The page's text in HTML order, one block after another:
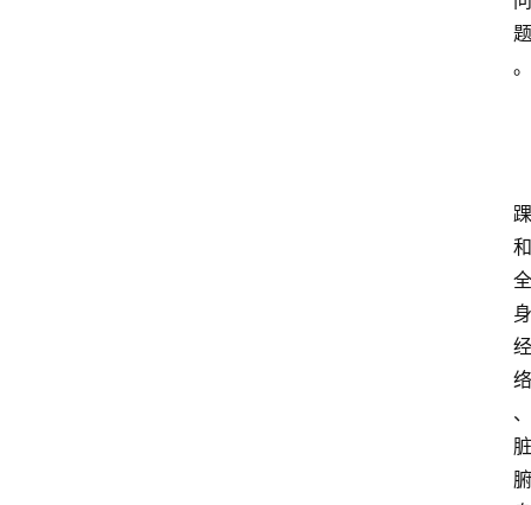
题
。
踝
和
全
身
经
络
、
脏
腑